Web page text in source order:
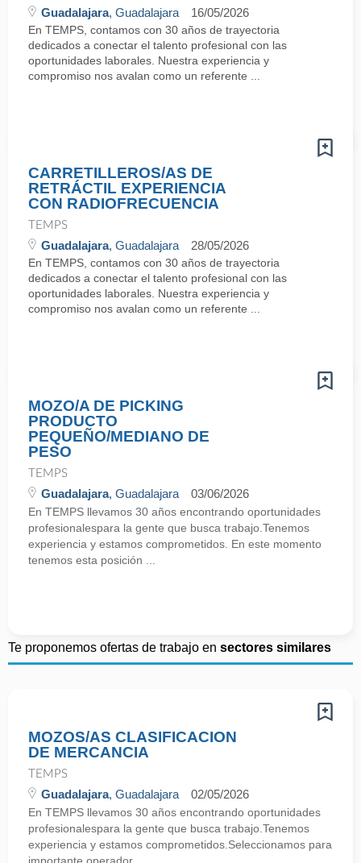
Guadalajara, Guadalajara 16/05/2026
En TEMPS, contamos con 30 años de trayectoria
dedicados a conectar el talento profesional con las
oportunidades laborales. Nuestra experiencia y
compromiso nos avalan como un referente ...
CARRETILLEROS/AS DE
RETRÁCTIL EXPERIENCIA
CON RADIOFRECUENCIA
TEMPS
Guadalajara, Guadalajara 28/05/2026
En TEMPS, contamos con 30 años de trayectoria
dedicados a conectar el talento profesional con las
oportunidades laborales. Nuestra experiencia y
compromiso nos avalan como un referente ...
MOZO/A DE PICKING
PRODUCTO
PEQUEÑO/MEDIANO DE
PESO
TEMPS
Guadalajara, Guadalajara 03/06/2026
En TEMPS llevamos 30 años encontrando oportunidades
profesionalespara la gente que busca trabajo.Tenemos
experiencia y estamos comprometidos. En este momento
tenemos esta posición ...
Te proponemos ofertas de trabajo en sectores similares
MOZOS/AS CLASIFICACION
DE MERCANCIA
TEMPS
Guadalajara, Guadalajara 02/05/2026
En TEMPS llevamos 30 años encontrando oportunidades
profesionalespara la gente que busca trabajo.Tenemos
experiencia y estamos comprometidos.Seleccionamos para